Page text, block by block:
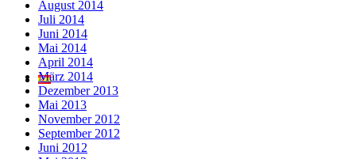
August 2014
Juli 2014
Juni 2014
Mai 2014
April 2014
März 2014
Dezember 2013
Mai 2013
November 2012
September 2012
Juni 2012